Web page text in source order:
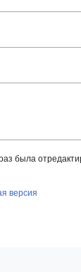
была
версия